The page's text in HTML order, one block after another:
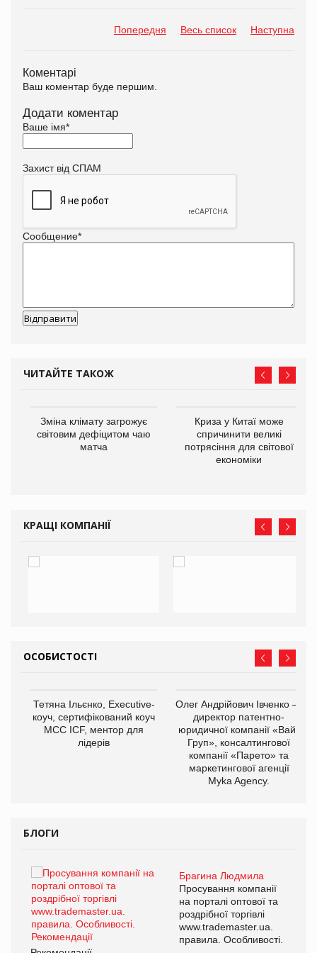
Попередня Весь список Наступна
Коментарі
Ваш коментар буде першим.
Додати коментар
Ваше імя*
Захист від СПАМ
Сообщение*
ЧИТАЙТЕ ТАКОЖ
Зміна клімату загрожує
світовим дефіцитом чаю
матча
Криза у Китаї може
спричинити великі
потрясіння для світової
економіки
КРАЩІ КОМПАНІЇ
ОСОБИСТОСТІ
Тетяна Ільєнко, Executive-
коуч, сертифікований коуч
МСС ICF, ментор для
лідерів
Олег Андрійович Івченко —
директор патентно-
юридичної компанії «Вайз
Груп», консалтингової
компанії «Парето» та
маркетингової агенції
Myka Agency.
БЛОГИ
Брагина Людмила
Просування компанії
на порталі оптової та
роздрібної торгівлі
www.trademaster.ua.
правила. Особливості.